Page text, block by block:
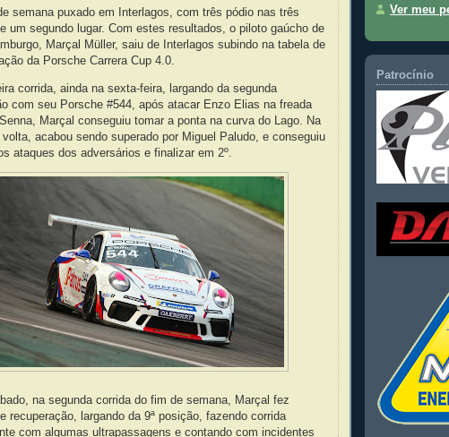
semana puxado em Interlagos, com três pódio nas três
um segundo lugar. Com estes resultados, o piloto gaúcho de
Marçal Müller, saiu de Interlagos subindo na tabela de
da Porsche Carrera Cup 4.0.
corrida, ainda na sexta-feira, largando da segunda
com seu Porsche #544, após atacar Enzo Elias na freada
Marçal conseguiu tomar a ponta na curva do Lago. Na
volta, acabou sendo superado por Miguel Paludo, e conseguiu
ataques dos adversários e finalizar em 2º.
na segunda corrida do fim de semana, Marçal fez
recuperação, largando da 9ª posição, fazendo corrida
com algumas ultrapassagens e contando com incidentes
Ver meu
Patrocínio